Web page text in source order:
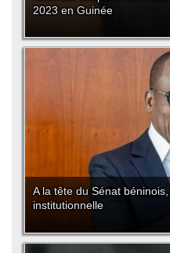
2023 en Guinée
A la tête du Sénat
institutionnelle